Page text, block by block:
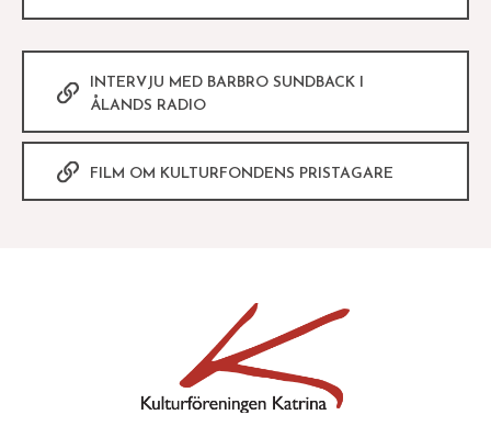
INTERVJU MED BARBRO SUNDBACK I
ÅLANDS RADIO
FILM OM KULTURFONDENS PRISTAGARE